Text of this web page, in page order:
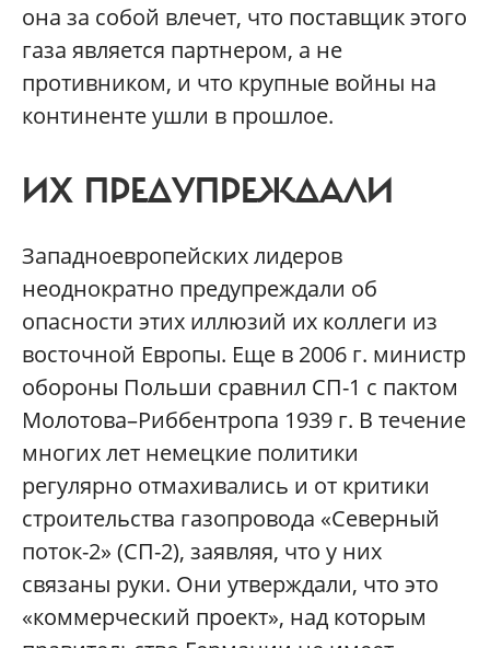
она за собой влечет, что поставщик этого
газа является партнером, а не
противником, и что крупные войны на
континенте ушли в прошлое.
ИХ ПРЕДУПРЕЖДАЛИ
Западноевропейских лидеров
неоднократно предупреждали об
опасности этих иллюзий их коллеги из
восточной Европы. Еще в 2006 г. министр
обороны Польши сравнил СП-1 с пактом
Молотова–Риббентропа 1939 г. В течение
многих лет немецкие политики
регулярно отмахивались и от критики
строительства газопровода «Северный
поток-2» (СП-2), заявляя, что у них
связаны руки. Они утверждали, что это
«коммерческий проект», над которым